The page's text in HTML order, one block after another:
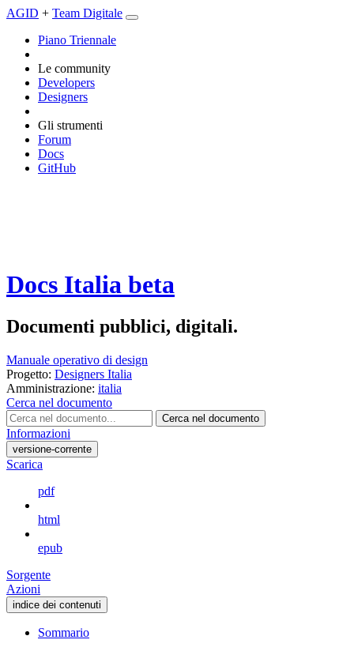
AGID + Team Digitale
Piano Triennale
Le community
Developers
Designers
Gli strumenti
Forum
Docs
GitHub
Docs Italia beta
Documenti pubblici, digitali.
Manuale operativo di design
Progetto: Designers Italia
Amministrazione: italia
Cerca nel documento
Cerca nel documento
Informazioni
versione-corrente
Scarica
pdf
html
epub
Sorgente
Azioni
indice dei contenuti
Sommario